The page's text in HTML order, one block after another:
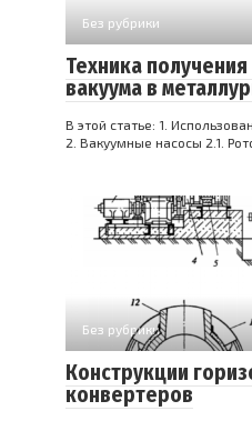
Без рубрики
Техника
вакуума в
В этой статье: 1.
2. Вакуумные насосы 2.1.
Без рубрики
Конструкции
конвертеров